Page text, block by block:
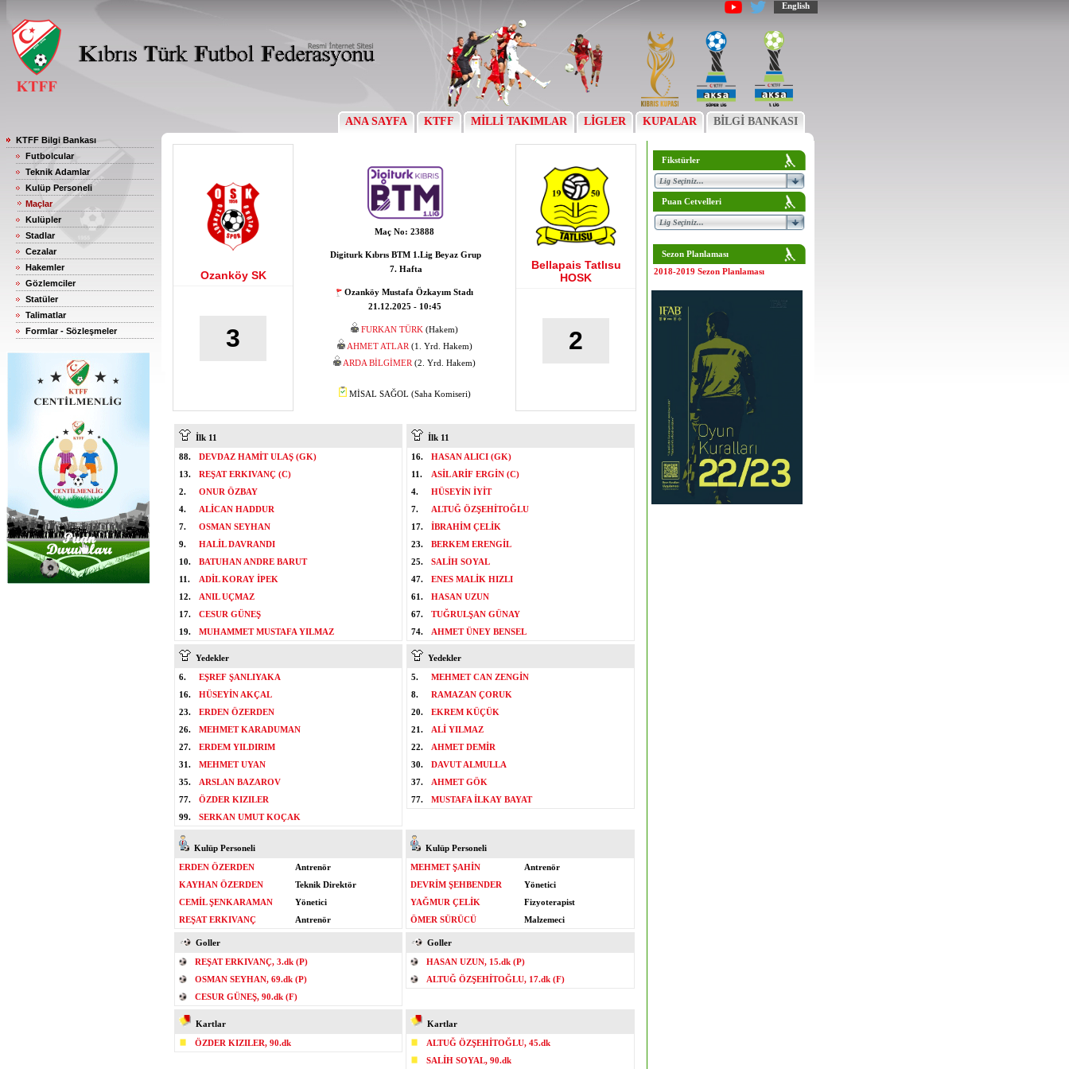
English
ANA SAYFA KTFF MİLLİ TAKIMLAR LİGLER KUPALAR BİLGİ BANKASI
KTFF Bilgi Bankası
Futbolcular
Teknik Adamlar
Kulüp Personeli
Maçlar
Kulüpler
Stadlar
Cezalar
Hakemler
Gözlemciler
Statüler
Talimatlar
Formlar - Sözleşmeler
Ozanköy SK
3
Maç No: 23888
Digiturk Kıbrıs BTM 1.Lig Beyaz Grup
7. Hafta
Ozanköy Mustafa Özkayım Stadı
21.12.2025 - 10:45
FURKAN TÜRK (Hakem)
AHMET ATLAR (1. Yrd. Hakem)
ARDA BİLGİMER (2. Yrd. Hakem)
MİSAL SAĞOL (Saha Komiseri)
Bellapais Tatlısu
HOSK
2
İlk 11
88.
DEVDAZ HAMİT ULAŞ (GK)
13.
REŞAT ERKIVANÇ (C)
2.
ONUR ÖZBAY
4.
ALİCAN HADDUR
7.
OSMAN SEYHAN
9.
HALİL DAVRANDI
10.
BATUHAN ANDRE BARUT
11.
ADİL KORAY İPEK
12.
ANIL UÇMAZ
17.
CESUR GÜNEŞ
19.
MUHAMMET MUSTAFA YILMAZ
İlk 11
16.
HASAN ALICI (GK)
11.
ASİL ARİF ERGİN (C)
4.
HÜSEYİN İYİT
7.
ALTUĞ ÖZŞEHİTOĞLU
17.
İBRAHİM ÇELİK
23.
BERKEM ERENGİL
25.
SALİH SOYAL
47.
ENES MALİK HIZLI
61.
HASAN UZUN
67.
TUĞRULŞAN GÜNAY
74.
AHMET ÜNEY BENSEL
Yedekler
6.
EŞREF ŞANLIYAKA
16.
HÜSEYİN AKÇAL
23.
ERDEN ÖZERDEN
26.
MEHMET KARADUMAN
27.
ERDEM YILDIRIM
31.
MEHMET UYAN
35.
ARSLAN BAZAROV
77.
ÖZDER KIZILER
99.
SERKAN UMUT KOÇAK
Yedekler
5.
MEHMET CAN ZENGİN
8.
RAMAZAN ÇORUK
20.
EKREM KÜÇÜK
21.
ALİ YILMAZ
22.
AHMET DEMİR
30.
DAVUT ALMULLA
37.
AHMET GÖK
77.
MUSTAFA İLKAY BAYAT
Kulüp Personeli
ERDEN ÖZERDEN
Antrenör
KAYHAN ÖZERDEN
Teknik Direktör
CEMİL ŞENKARAMAN
Yönetici
REŞAT ERKIVANÇ
Antrenör
Kulüp Personeli
MEHMET ŞAHİN
Antrenör
DEVRİM ŞEHBENDER
Yönetici
YAĞMUR ÇELİK
Fizyoterapist
ÖMER SÜRÜCÜ
Malzemeci
Goller
REŞAT ERKIVANÇ, 3.dk (P)
OSMAN SEYHAN, 69.dk (P)
CESUR GÜNEŞ, 90.dk (F)
Goller
HASAN UZUN, 15.dk (P)
ALTUĞ ÖZŞEHİTOĞLU, 17.dk (F)
Kartlar
ÖZDER KIZILER, 90.dk
Kartlar
ALTUĞ ÖZŞEHİTOĞLU, 45.dk
SALİH SOYAL, 90.dk
Fikstürler
Puan Cetvelleri
Sezon Planlaması
2018-2019 Sezon Planlaması